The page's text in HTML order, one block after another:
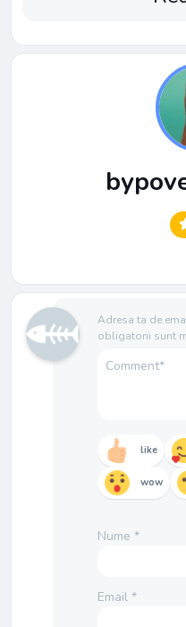
Adresa ta de
obligatorii sunt
like
wow
Nume *
Email *